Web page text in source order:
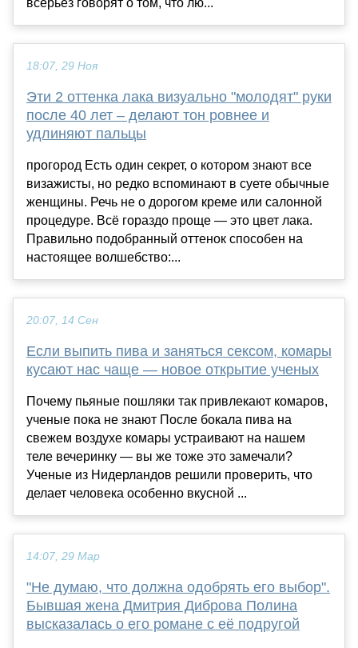
всерьез говорят о том, что лю...
18:07, 29 Ноя
Эти 2 оттенка лака визуально "молодят" руки
после 40 лет – делают тон ровнее и
удлиняют пальцы
прогород Есть один секрет, о котором знают все
визажисты, но редко вспоминают в суете обычные
женщины. Речь не о дорогом креме или салонной
процедуре. Всё гораздо проще — это цвет лака.
Правильно подобранный оттенок способен на
настоящее волшебство:...
20:07, 14 Сен
Если выпить пива и заняться сексом, комары
кусают нас чаще — новое открытие ученых
Почему пьяные пошляки так привлекают комаров,
ученые пока не знают После бокала пива на
свежем воздухе комары устраивают на нашем
теле вечеринку — вы же тоже это замечали?
Ученые из Нидерландов решили проверить, что
делает человека особенно вкусной ...
14:07, 29 Мар
"Не думаю, что должна одобрять его выбор".
Бывшая жена Дмитрия Диброва Полина
высказалась о его романе с её подругой